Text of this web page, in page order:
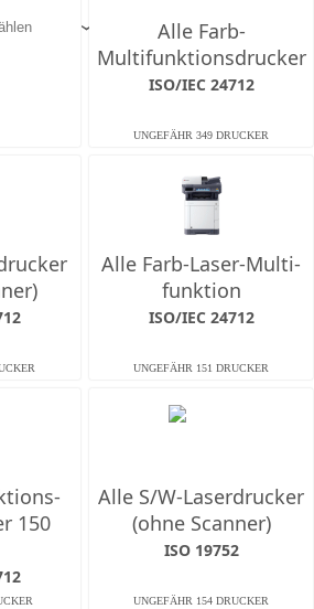
Alle Farb-
Multifunktions­drucker
ISO/IEC 24712
Alle Farb-Laser-Multi­
funktion
ISO/IEC 24712
150
Alle S/W-Laserdrucker
(ohne Scanner)
ISO 19752